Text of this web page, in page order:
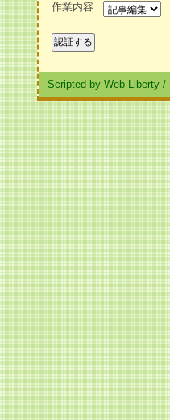
作業内容
Scripted by Web Liberty /